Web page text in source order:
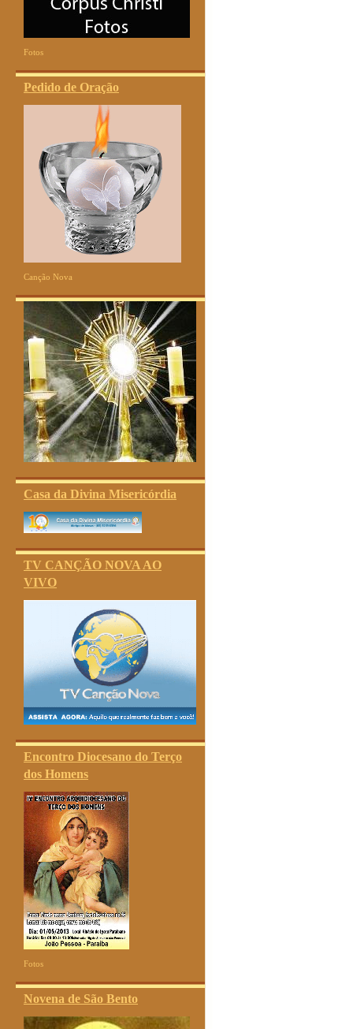
Fotos
Pedido de Oração
Canção Nova
Casa da Divina Misericórdia
TV CANÇÃO NOVA AO
VIVO
Encontro Diocesano do Terço
dos Homens
Fotos
Novena de São Bento